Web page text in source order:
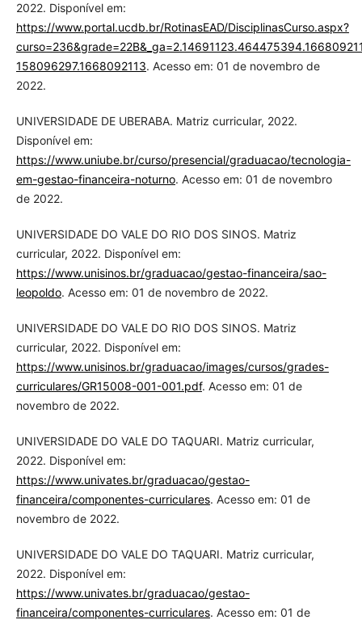
2022. Disponível em:
https://www.portal.ucdb.br/RotinasEAD/DisciplinasCurso.aspx?
158096297.1668092113. Acesso em: 01 de novembro de
2022.
UNIVERSIDADE DE UBERABA. Matriz curricular, 2022.
Disponível em:
https://www.uniube.br/curso/presencial/graduacao/tecnologia-
em-gestao-financeira-noturno. Acesso em: 01 de novembro
de 2022.
UNIVERSIDADE DO VALE DO RIO DOS SINOS. Matriz
curricular, 2022. Disponível em:
https://www.unisinos.br/graduacao/gestao-financeira/sao-
leopoldo. Acesso em: 01 de novembro de 2022.
UNIVERSIDADE DO VALE DO RIO DOS SINOS. Matriz
curricular, 2022. Disponível em:
https://www.unisinos.br/graduacao/images/cursos/grades-
curriculares/GR15008-001-001.pdf. Acesso em: 01 de
novembro de 2022.
UNIVERSIDADE DO VALE DO TAQUARI. Matriz curricular,
2022. Disponível em:
https://www.univates.br/graduacao/gestao-
financeira/componentes-curriculares. Acesso em: 01 de
novembro de 2022.
UNIVERSIDADE DO VALE DO TAQUARI. Matriz curricular,
2022. Disponível em:
https://www.univates.br/graduacao/gestao-
financeira/componentes-curriculares. Acesso em: 01 de